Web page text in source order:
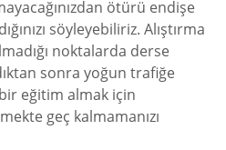
ötürü endişe
söyleyebiliriz. Alıştırma
noktalarda derse
sonra yoğun trafiğe
bir eğitim almak için
geç kalmamanızı